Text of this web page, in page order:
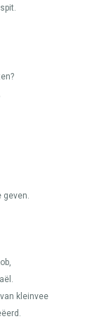
geven.
kleinvee